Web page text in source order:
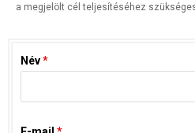
a megjelölt cél teljesítéséhez
Név*